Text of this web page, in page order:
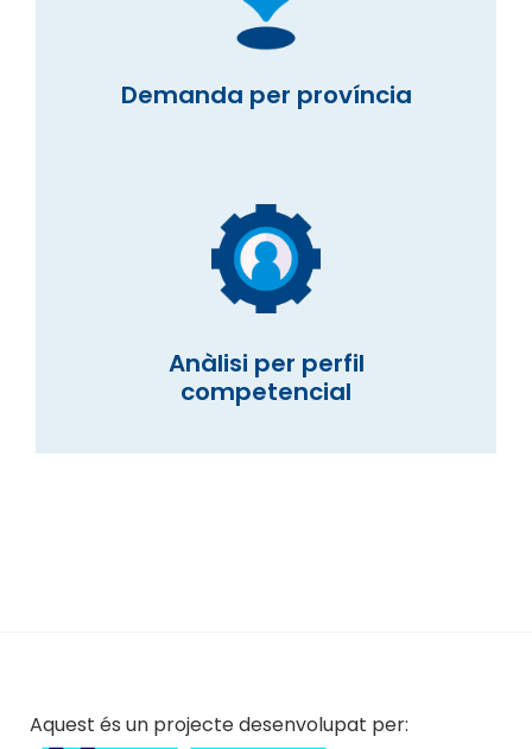
Demanda per província
Anàlisi per perfil
competencial
Aquest és un projecte desenvolupat per: